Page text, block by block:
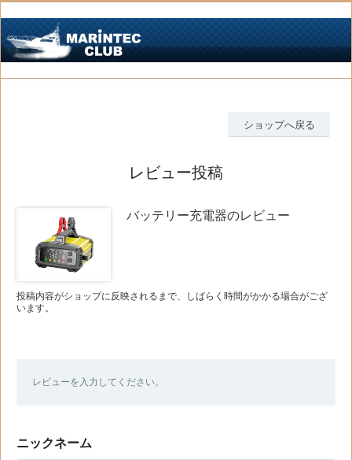
ショップへ戻る
レビュー投稿
バッテリー充電器のレビュー
投稿内容がショップに反映されるまで、しばらく時間がかかる場合がござ
います。
レビューを入力してください。
ニックネーム